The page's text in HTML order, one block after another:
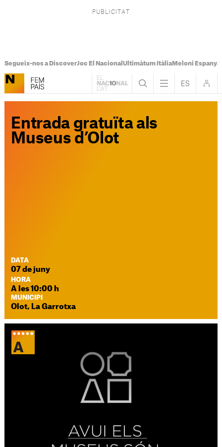
Segueix-nos a DiscoverJoc El Nacional Ultimàtum ItàliaMeloni Espanya
Entrada gratuïta als
Museus d’Olot
DATA
07 de juny
HORA
A les 10:00 h
MUNICIPI
Olot, La Garrotxa